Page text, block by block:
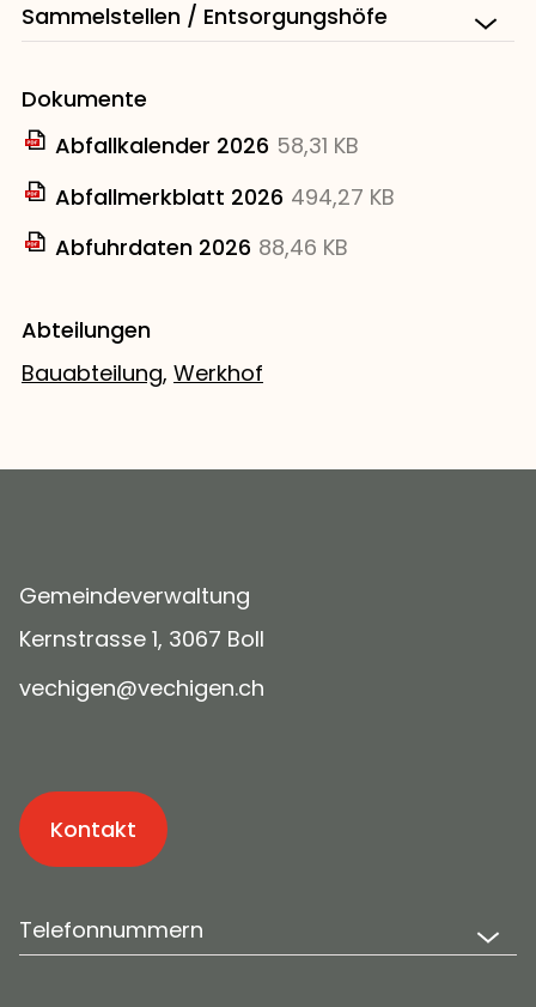
Sammelstellen / Entsorgungshöfe
Dokumente
Abfallkalender 2026 58,31 KB
Abfallmerkblatt 2026 494,27 KB
Abfuhrdaten 2026 88,46 KB
Abteilungen
Bauabteilung, Werkhof
Gemeindeverwaltung
Kernstrasse 1, 3067 Boll
v ch g n v ch g n ch
Kontakt
Telefonnummern